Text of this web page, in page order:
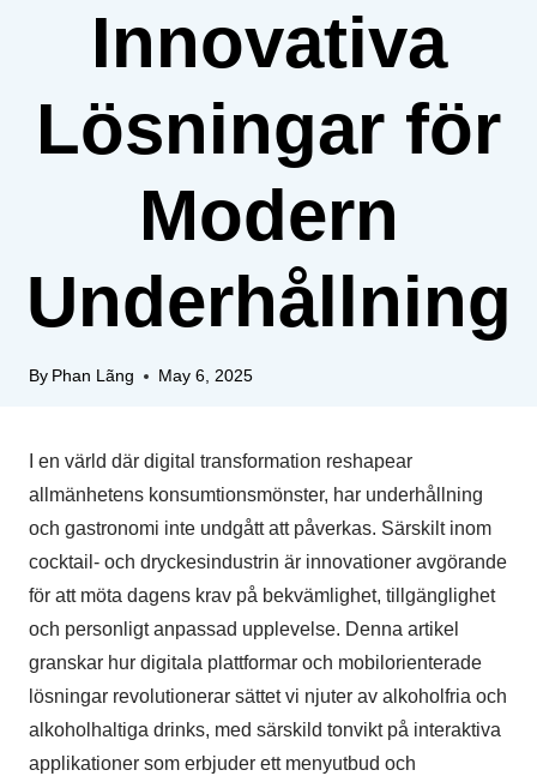
Innovativa
Lösningar för
Modern
Underhållning
By Phan Lãng May 6, 2025
I en värld där digital transformation reshapear
allmänhetens konsumtionsmönster, har underhållning
och gastronomi inte undgått att påverkas. Särskilt inom
cocktail- och dryckesindustrin är innovationer avgörande
för att möta dagens krav på bekvämlighet, tillgänglighet
och personligt anpassad upplevelse. Denna artikel
granskar hur digitala plattformar och mobilorienterade
lösningar revolutionerar sättet vi njuter av alkoholfria och
alkoholhaltiga drinks, med särskild tonvikt på interaktiva
applikationer som erbjuder ett menyutbud och